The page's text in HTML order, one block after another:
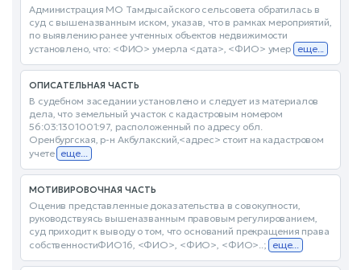
Администрация МО Тамдысайского сельсовета обратилась в
суд с вышеназванным иском, указав, что в рамках мероприятий,
по выявлению ранее учтенных объектов недвижимости
установлено, что: <ФИО> умерла <дата>, <ФИО> умер еще...
ОПИСАТЕЛЬНАЯ ЧАСТЬ
В судебном заседании установлено и следует из материалов
дела, что земельный участок с кадастровым номером
56:03:1301001:97, расположенный по адресу обл.
Оренбургская, р-н Акбулакский,<адрес> стоит на кадастровом
учете еще...
МОТИВИРОВОЧНАЯ ЧАСТЬ
Оценив представленные доказательства в совокупности,
руководствуясь вышеназванным правовым регулированием,
суд приходит к выводу о том, что оснований прекращения права
собственностиФИО16, <ФИО>, <ФИО>, <ФИО>..; еще...